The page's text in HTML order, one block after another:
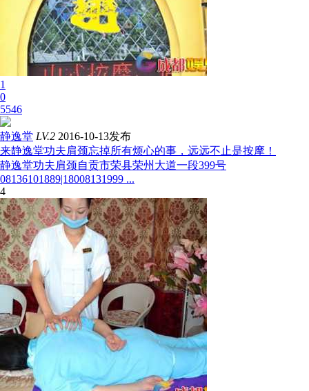
1
0
5546
静逸堂 LV.2 2016-10-13发布
来静逸堂功夫肩颈忘掉所有烦心的事，远远不止是按摩！
静逸堂功夫肩颈自贡市荣县荣州大道一段399号
08136101889|18008131999 ...
4